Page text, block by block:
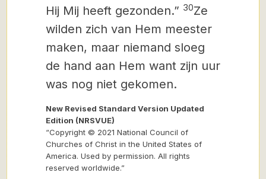
Hij Mij heeft gezonden.” 30Ze
wilden zich van Hem meester
maken, maar niemand sloeg
de hand aan Hem want zijn uur
was nog niet gekomen.
New Revised Standard Version Updated
Edition (NRSVUE)
“Copyright © 2021 National Council of
Churches of Christ in the United States of
America. Used by permission. All rights
reserved worldwide.”